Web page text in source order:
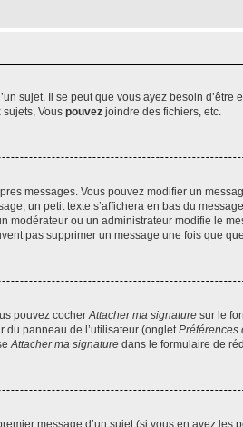
sujet. Il se peut que vous ayez besoin
Vous pouvez joindre des fichiers, etc.
messages. Vous pouvez modifier un
un petit texte s’affichera en bas du
modérateur ou un administrateur modifie le
pas supprimer un message une fois que
pouvez cocherAttacher ma signature sur le
du panneau de l’utilisateur (ongletPréférences
Attacher ma signature dans le formulaire de
message d’un sujet (si vous en avez les